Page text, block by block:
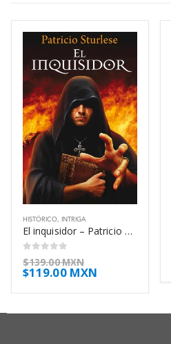
HISTÓRICO, INTRIGA
El inquisidor – Patricio Sturlese
0out of 5
$139.00 MXN
$119.00 MXN